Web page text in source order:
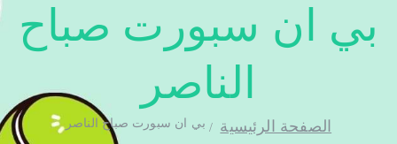
بي ان سبورت صباح
الناصر
الصفحة الرئيسية بي ان سبورت صباح الناصر